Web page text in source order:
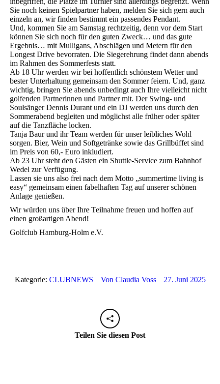
Sie noch keinen Spielpartner haben, melden Sie sich gern auch
einzeln an, wir finden bestimmt ein passendes Pendant.
Und, kommen Sie am Samstag rechtzeitig, denn vor dem Start
können Sie sich noch für den guten Zweck… und das gute
Ergebnis… mit Mulligans, Abschlägen und Metern für den
Longest Drive bevorraten. Die Siegerehrung findet dann abends
im Rahmen des Sommerfests statt.
Ab 18 Uhr werden wir bei hoffentlich schönstem Wetter und
bester Unterhaltung gemeinsam den Sommer feiern. Und, ganz
wichtig, bringen Sie abends unbedingt auch Ihre vielleicht nicht
golfenden Partnerinnen und Partner mit. Der Swing- und
Soulsänger Dennis Durant und ein DJ werden uns durch den
Sommerabend begleiten und möglichst alle früher oder später
auf die Tanzfläche locken.
Tanja Baur und ihr Team werden für unser leibliches Wohl
sorgen. Bier, Wein und Softgetränke sowie das Grillbüffet sind
im Preis von 60,- Euro inkludiert.
Ab 23 Uhr steht den Gästen ein Shuttle-Service zum Bahnhof
Wedel zur Verfügung.
Lassen sie uns also frei nach dem Motto „summertime living is
easy“ gemeinsam einen fabelhaften Tag auf unserer schönen
Anlage genießen.
Wir würden uns über Ihre Teilnahme freuen und hoffen auf
einen großartigen Abend!
Golfclub Hamburg-Holm e.V.
Kategorie: CLUBNEWS Von Claudia Voss 27. Juni 2025
Teilen Sie diesen Post